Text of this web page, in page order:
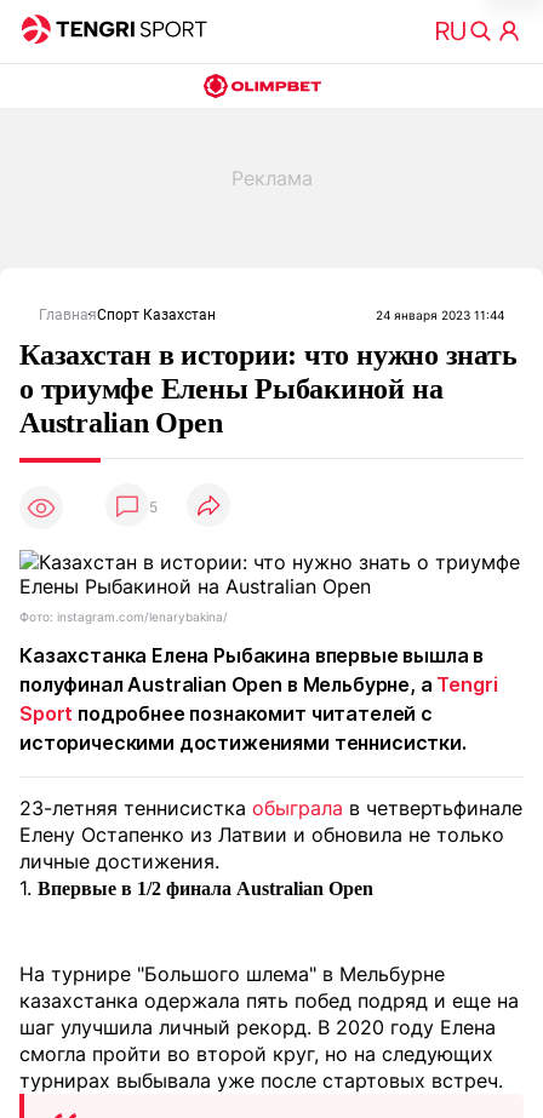
ГлавнаяСпорт Казахстан 24 января 2023 11:44
Казахстан в истории: что нужно знать
о триумфе Елены Рыбакиной на
Australian Open
5
Фото: instagram.com/lenarybakina/
Казахстанка Елена Рыбакина впервые вышла в
полуфиналAustralian Open в Мельбурне, а Tengri
Sport подробнее познакомит читателей с
историческими достижениями теннисистки.
23-летняя теннисистка обыграла в четвертьфинале
Елену Остапенко из Латвии и обновила не только
личные достижения.
1. Впервые в 1/2 финала Australian Open
На турнире "Большого шлема" в Мельбурне
казахстанка одержала пять побед подряд и еще на
шаг улучшила личный рекорд. В 2020 году Елена
смогла пройти во второй круг, но на следующих
турнирах выбывала уже после стартовых встреч.